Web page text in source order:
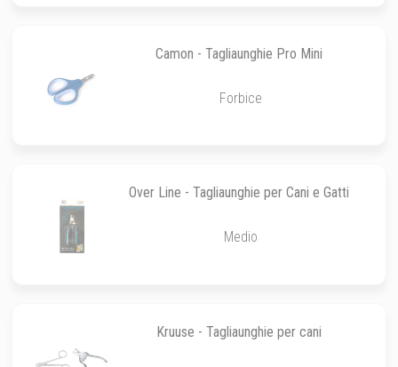
Camon - Tagliaunghie Pro Mini
Forbice
Over Line - Tagliaunghie per Cani e Gatti
Medio
Kruuse - Tagliaunghie per cani